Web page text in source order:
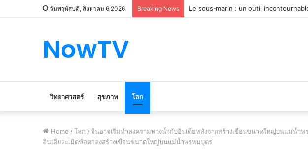
วันพฤหัสบดี, สิงหาคม 6 2026 Breaking News Le marché du véhicule d’occasion en
NowTV
วิทยาศาสตร์ สุขภาพ โลก
Home / โลก / จีนอาจเริ่มทำสงครามทางน้ำกับอินเดียหลังจากสร้างเขื่อนขนาดใหญ่บนแม่น้ำ
อินเดียละเมิดข้อตกลงสร้างเขื่อนขนาดใหญ่บนแม่น้ำพรหมบุตร